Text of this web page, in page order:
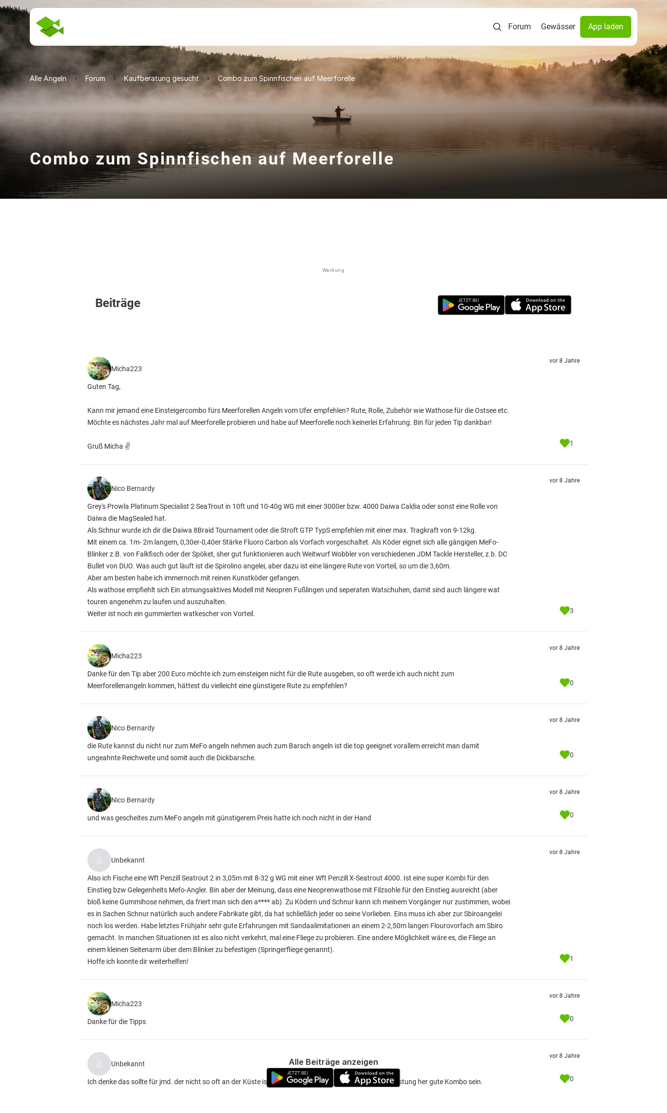
Forum Gewässer App laden
Alle Angeln Forum Kaufberatung gesucht Combo zum Spinnfischen auf Meerforelle
Combo zum Spinnfischen auf Meerforelle
Werbung
Beiträge
Micha223
Guten Tag,
Kann mir jemand eine Einsteigercombo fürs Meerforellen Angeln vom Ufer empfehlen? Rute, Rolle, Zubehör wie Wathose für die Ostsee etc.
Möchte es nächstes Jahr mal auf Meerforelle probieren und habe auf Meerforelle noch keinerlei Erfahrung. Bin für jeden Tip dankbar!
Gruß Micha ✌
vor 8 Jahre
1
Nico Bernardy
Grey's Prowla Platinum Specialist 2 SeaTrout in 10ft und 10-40g WG mit einer 3000er bzw. 4000 Daiwa Caldia oder sonst eine Rolle von
Daiwa die MagSealed hat.
Als Schnur wurde ich dir die Daiwa 8Braid Tournament oder die Stroft GTP TypS empfehlen mit einer max. Tragkraft von 9-12kg.
Mit einem ca. 1m- 2m langem, 0,30er-0,40er Stärke Fluoro Carbon als Vorfach vorgeschaltet. Als Köder eignet sich alle gängigen MeFo-
Blinker z.B. von Falkfisch oder der Spöket, sher gut funktionieren auch Weitwurf Wobbler von verschiedenen JDM Tackle Hersteller, z.b. DC
Bullet von DUO. Was auch gut läuft ist die Spirolino angelei, aber dazu ist eine längere Rute von Vorteil, so um die 3,60m.
Aber am besten habe ich immernoch mit reinen Kunstköder gefangen.
Als wathose empfiehlt sich Ein atmungsaktives Modell mit Neopren Fußlingen und seperaten Watschuhen, damit sind auch längere wat
touren angenehm zu laufen und auszuhalten.
Weiter ist noch ein gummierten watkescher von Vorteil.
vor 8 Jahre
3
Micha223
Danke für den Tip aber 200 Euro möchte ich zum einsteigen nicht für die Rute ausgeben, so oft werde ich auch nicht zum
Meerforellenangeln kommen, hättest du vielleicht eine günstigere Rute zu empfehlen?
vor 8 Jahre
0
Nico Bernardy
die Rute kannst du nicht nur zum MeFo angeln nehmen auch zum Barsch angeln ist die top geeignet vorallem erreicht man damit
ungeahnte Reichweite und somit auch die Dickbarsche.
vor 8 Jahre
0
Nico Bernardy
und was gescheites zum MeFo angeln mit günstigerem Preis hatte ich noch nicht in der Hand
vor 8 Jahre
0
Unbekannt
Also ich Fische eine Wft Penzill Seatrout 2 in 3,05m mit 8-32 g WG mit einer Wft Penzill X-Seatrout 4000. Ist eine super Kombi für den
Einstieg bzw Gelegenheits Mefo-Angler. Bin aber der Meinung, dass eine Neoprenwathose mit Filzsohle für den Einstieg ausreicht (aber
bloß keine Gummihose nehmen, da friert man sich den a**** ab). Zu Ködern und Schnur kann ich meinem Vorgänger nur zustimmen, wobei
es in Sachen Schnur natürlich auch andere Fabrikate gibt, da hat schließlich jeder so seine Vorlieben. Eins muss ich aber zur Sbiroangelei
noch los werden. Habe letztes Frühjahr sehr gute Erfahrungen mit Sandaalimitationen an einem 2-2,50m langen Flourovorfach am Sbiro
gemacht. In manchen Situationen ist es also nicht verkehrt, mal eine Fliege zu probieren. Eine andere Möglichkeit wäre es, die Fliege an
einem kleinen Seitenarm über dem Blinker zu befestigen (Springerfliege genannt).
Hoffe ich konnte dir weiterhelfen!
vor 8 Jahre
1
Micha223
Danke für die Tipps
vor 8 Jahre
0
Unbekannt
Ich denke das sollte für jmd. der nicht so oft an der Küste ist, wie ich selbst auch, eine von der Preis/Leistung her gute Kombo sein.
vor 8 Jahre
0
Alle Beiträge anzeigen